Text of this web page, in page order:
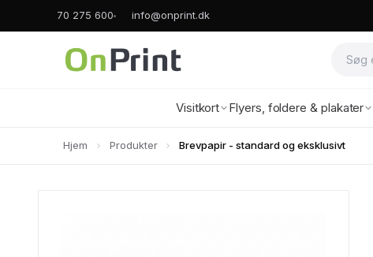
70 275 600 info@onprint.dk
Visitkort Flyers, foldere & plakater
Hjem Produkter Brevpapir - standard og eksklusivt